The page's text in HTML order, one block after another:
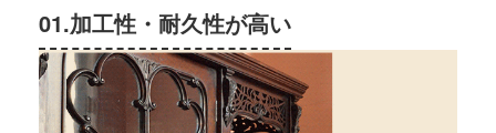
01.加工性・耐久性が高い